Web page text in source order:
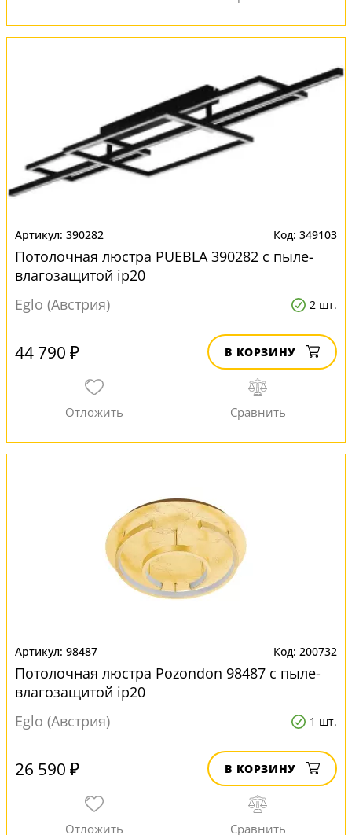
390282 349103
Потолочная люстра PUEBLA 390282 с пыле-
влагозащитой ip20
Eglo (Австрия)
2 шт.
44 790 ₽ В КОРЗИНУ
98487 200732
Потолочная люстра Pozondon 98487 с пыле-
влагозащитой ip20
Eglo (Австрия)
1 шт.
26 590 ₽ В КОРЗИНУ